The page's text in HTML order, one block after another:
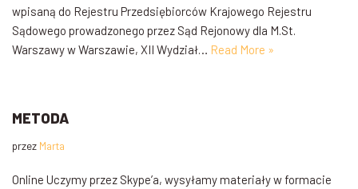
wpisaną do Rejestru Przedsiębiorców Krajowego Rejestru
Sądowego prowadzonego przez Sąd Rejonowy dla M.St.
Warszawy w Warszawie, XII Wydział… Read More »
METODA
przez Marta
Online Uczymy przez Skype’a, wysyłamy materiały w formacie